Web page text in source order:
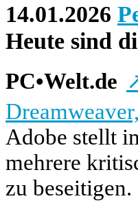
14.01.2026
Heute sind
PC•Welt.de
Adobe stellt
mehrere
zu beseitigen.